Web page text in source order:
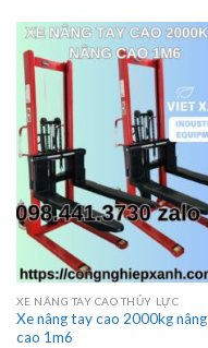
XE NÂNG TAY CAO THỦY LỰC
Xe nâng tay cao 2000kg nâng
cao 1m6